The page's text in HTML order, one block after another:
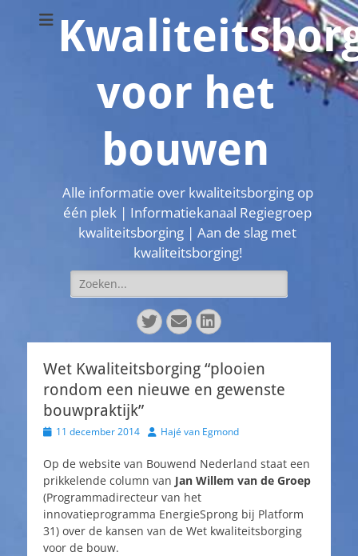
voor het
bouwen
Alle informatie over kwaliteitsborging op
één plek | Informatiekanaal Regiegroep
kwaliteitsborging | Aan de slag met
kwaliteitsborging!
Zoeken
naar:
Twitter
E-
mail
LinkedIn
Wet Kwaliteitsborging “plooien
rondom een nieuwe en gewenste
bouwpraktijk”
Geplaatst
11 december 2014 AuteurHajé van Egmond
Op de website van Bouwend Nederland staat een
prikkelende column van Jan Willem van de Groep
(Programmadirecteur van het
innovatieprogramma EnergieSprong bij Platform
31) over de kansen van de Wet kwaliteitsborging
voor de bouw.